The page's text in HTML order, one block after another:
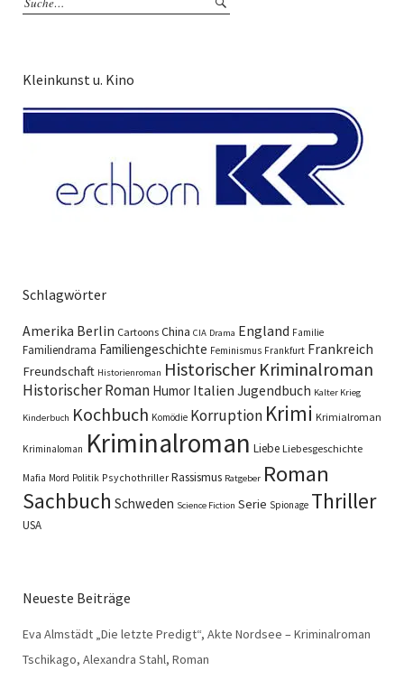
Kleinkunst u. Kino
Schlagwörter
Amerika Berlin Cartoons China CIA Drama England Familie
Familiendrama Familiengeschichte Feminismus Frankfurt Frankreich
Freundschaft Historienroman Historischer Kriminalroman
Historischer Roman Humor Italien Jugendbuch Kalter Krieg
Kinderbuch Kochbuch Komödie Korruption Krimi Krimialroman
Kriminaloman Kriminalroman Liebe Liebesgeschichte
Mafia Mord Politik Psychothriller Rassismus Ratgeber Roman
Sachbuch Schweden Science Fiction Serie Spionage Thriller
USA
Neueste Beiträge
Eva Almstädt „Die letzte Predigt“, Akte Nordsee – Kriminalroman
Tschikago, Alexandra Stahl, Roman